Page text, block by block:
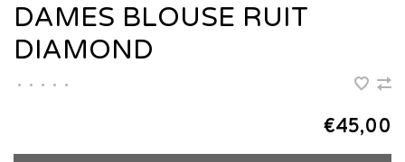
DAMES BLOUSE RUIT
DIAMOND
• • • • •
€45,00